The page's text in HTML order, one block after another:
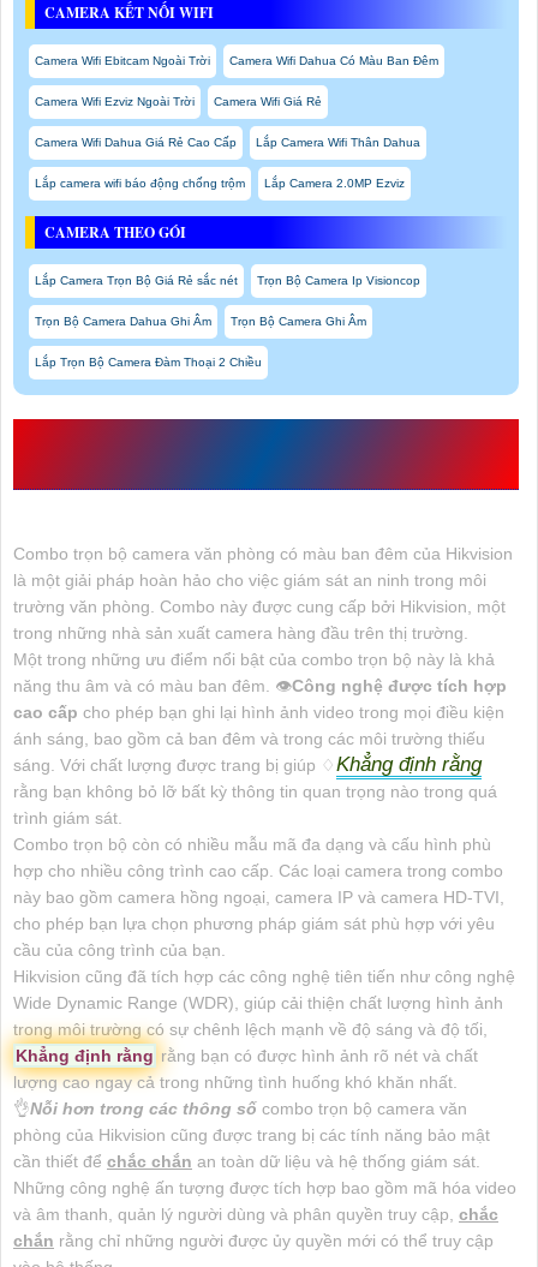
CAMERA KẾT NỐI WIFI
Camera Wifi Ebitcam Ngoài Trời Camera Wifi Dahua Có Màu Ban Đêm
Camera Wifi Ezviz Ngoài Trời Camera Wifi Giá Rẻ
Camera Wifi Dahua Giá Rẻ Cao Cấp Lắp Camera Wifi Thân Dahua
Lắp camera wifi báo động chống trộm Lắp Camera 2.0MP Ezviz
CAMERA THEO GÓI
Lắp Camera Trọn Bộ Giá Rẻ sắc nét Trọn Bộ Camera Ip Visioncop
Trọn Bộ Camera Dahua Ghi Âm Trọn Bộ Camera Ghi Âm
Lắp Trọn Bộ Camera Đàm Thoại 2 Chiều
Combo trọn bộ camera văn phòng có màu ban đêm của Hikvision
là một giải pháp hoàn hảo cho việc giám sát an ninh trong môi
trường văn phòng. Combo này được cung cấp bởi Hikvision, một
trong những nhà sản xuất camera hàng đầu trên thị trường.
Một trong những ưu điểm nổi bật của combo trọn bộ này là khả
năng thu âm và có màu ban đêm. 👁Công nghệ được tích hợp
cao cấp cho phép bạn ghi lại hình ảnh video trong mọi điều kiện
ánh sáng, bao gồm cả ban đêm và trong các môi trường thiếu
sáng. Với chất lượng được trang bị giúp ♢Khẳng định rằng
rằng bạn không bỏ lỡ bất kỳ thông tin quan trọng nào trong quá
trình giám sát.
Combo trọn bộ còn có nhiều mẫu mã đa dạng và cấu hình phù
hợp cho nhiều công trình cao cấp. Các loại camera trong combo
này bao gồm camera hồng ngoại, camera IP và camera HD-TVI,
cho phép bạn lựa chọn phương pháp giám sát phù hợp với yêu
cầu của công trình của bạn.
Hikvision cũng đã tích hợp các công nghệ tiên tiến như công nghệ
Wide Dynamic Range (WDR), giúp cải thiện chất lượng hình ảnh
trong môi trường có sự chênh lệch mạnh về độ sáng và độ tối,
Khẳng định rằng rằng bạn có được hình ảnh rõ nét và chất
lượng cao ngay cả trong những tình huống khó khăn nhất.
👌Nỗi hơn trong các thông số combo trọn bộ camera văn
phòng của Hikvision cũng được trang bị các tính năng bảo mật
cần thiết để chắc chắn an toàn dữ liệu và hệ thống giám sát.
Những công nghệ ấn tượng được tích hợp bao gồm mã hóa video
và âm thanh, quản lý người dùng và phân quyền truy cập, chắc
chắn rằng chỉ những người được ủy quyền mới có thể truy cập